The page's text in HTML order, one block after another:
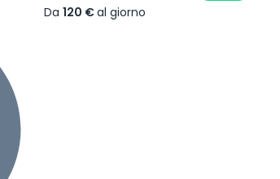
Da 120 €al giorno